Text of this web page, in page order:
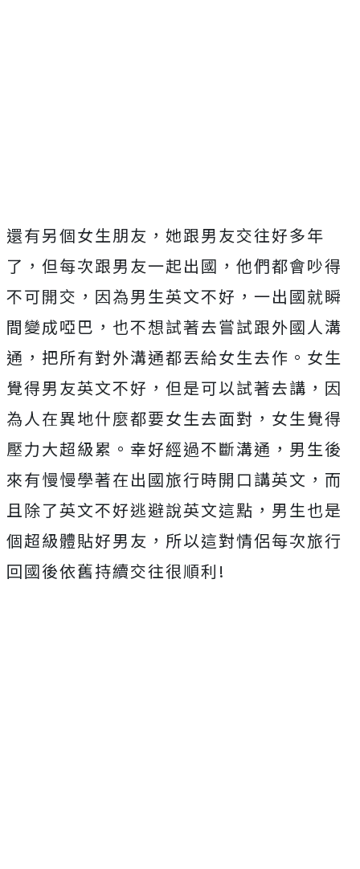
還有另個女生朋友，她跟男友交往好多年
了，但每次跟男友一起出國，他們都會吵得
不可開交，因為男生英文不好，一出國就瞬
間變成啞巴，也不想試著去嘗試跟外國人溝
通，把所有對外溝通都丟給女生去作。女生
覺得男友英文不好，但是可以試著去講，因
為人在異地什麼都要女生去面對，女生覺得
壓力大超級累。幸好經過不斷溝通，男生後
來有慢慢學著在出國旅行時開口講英文，而
且除了英文不好逃避說英文這點，男生也是
個超級體貼好男友，所以這對情侶每次旅行
回國後依舊持續交往很順利!